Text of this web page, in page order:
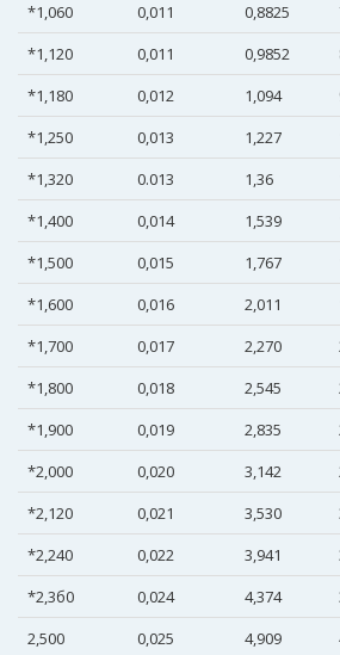
*1,060
0,011 0,8825
*1,120
0,011 0,9852
*1,180
0,012 1,094
*1,250
0,013 1,227
*1,320
0.013 1,36
*1,400
0,014 1,539
*1,500
0,015 1,767
*1,600
0,016 2,011
*1,700
0,017 2,270
*1,800
0,018 2,545
*1,900
0,019 2,835
*2,000
0,020 3,142
*2,120
0,021 3,530
*2,240
0,022 3,941
*2,3б0
0,024 4,374
2,500
0,025 4,909